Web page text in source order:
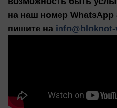
на наш номер WhatsApp
пишите на